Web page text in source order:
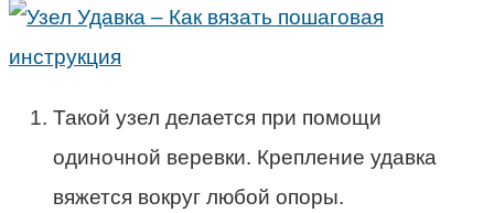
Такой узел делается при помощи
одиночной веревки. Крепление удавка
вяжется вокруг любой опоры.